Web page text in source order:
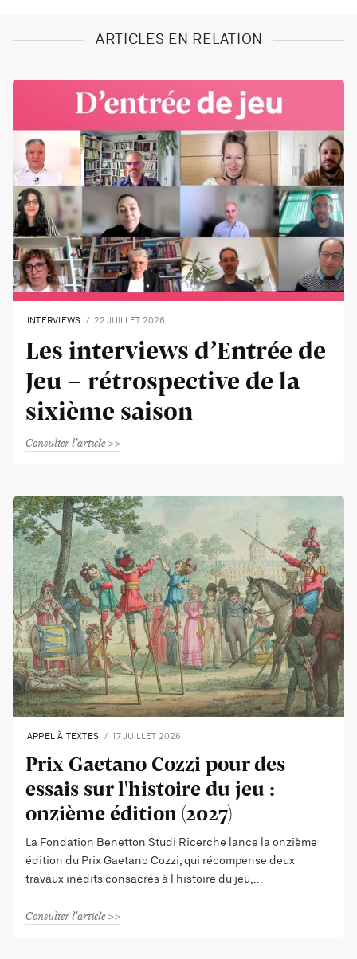
ARTICLES EN RELATION
INTERVIEWS 22 JUILLET 2026
Les interviews d’Entrée de
Jeu - rétrospective de la
sixième saison
Consulter l'article
APPEL À TEXTES 17 JUILLET 2026
Prix Gaetano Cozzi pour des
essais sur l'histoire du jeu :
onzième édition (2027)
La Fondation Benetton Studi Ricerche lance la onzième
édition du Prix Gaetano Cozzi, qui récompense deux
travaux inédits consacrés à l'histoire du jeu,
Consulter l'article